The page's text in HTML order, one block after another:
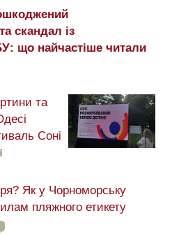
скандал із
що найчастіше читали
та
Соні
Як у Чорноморську
пляжного етикету